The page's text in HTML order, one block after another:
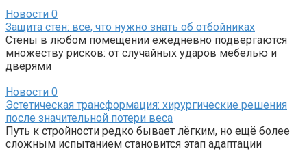
Новости 0
Защита стен: все, что нужно знать об отбойниках
Стены в любом помещении ежедневно подвергаются
множеству рисков: от случайных ударов мебелью и
дверями
Новости 0
Эстетическая трансформация: хирургические решения
после значительной потери веса
Путь к стройности редко бывает лёгким, но ещё более
сложным испытанием становится этап адаптации